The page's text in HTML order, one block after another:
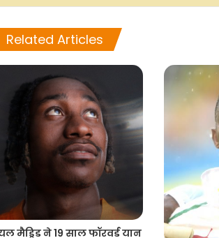
Related Articles
मैड्रिड ने 19 साल फॉरवर्ड यान